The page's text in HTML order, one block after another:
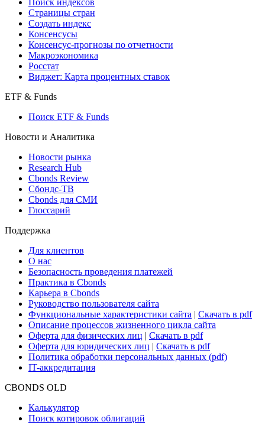
Поиск кредитов
Индексы
Поиск индексов
Страницы стран
Создать индекс
Консенсусы
Консенсус-прогнозы по отчетности
Макроэкономика
Виджет: Карта процентных ставок
ETF & Funds
Поиск ETF & Funds
Новости и Аналитика
Новости рынка
Research Hub
Cbonds Review
Сбондс-ТВ
Глоссарий
Поддержка
Для клиентов
О нас
Безопасность проведения платежей
Практика в Cbonds
Карьера в Cbonds
Руководство пользователя сайта
Функциональные характеристики сайта|Скачать в pdf
Описание процессов жизненного цикла сайта
Оферта для физических лиц
Оферта для юридических лиц
IT-аккредитация